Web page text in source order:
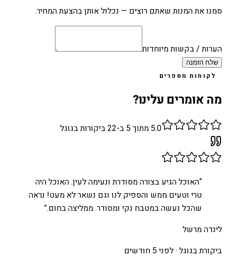
סמנו את המנות שאתם רוצים — נכלול אותן בהצעת המחיר.
הערות / בקשות מיוחדות
שלח הזמנה
לקוחות מספרים
מה אומרים עלינו?
5.0 מתוך 5 ב- 22ביקורות בגוגל
“האוכל הגיע בצורה מסודרת ונעימה לעין. האוכל היה
טרי וטעים ממש והספיק לנו וגם נשאר לא מעט! נראה
שהכל נעשה במטבח נקי ומסודר. ממליצה בחום.”
לינדה מרשל
ביקורת בגוגל ·לפני 5 חודשים